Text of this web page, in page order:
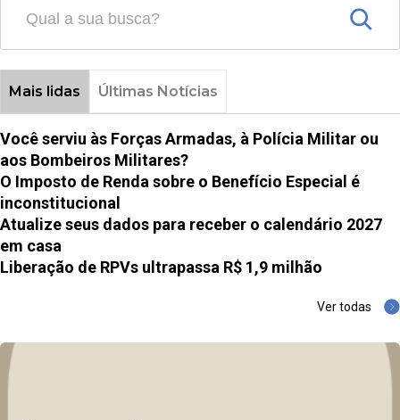
Mais lidas Últimas Notícias
Você serviu às Forças Armadas, à Polícia Militar ou
aos Bombeiros Militares?
O Imposto de Renda sobre o Benefício Especial é
inconstitucional
Atualize seus dados para receber o calendário 2027
em casa
Liberação de RPVs ultrapassa R$ 1,9 milhão
Ver todas